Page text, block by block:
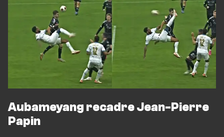
Aubameyang recadre Jean-Pierre
Papin